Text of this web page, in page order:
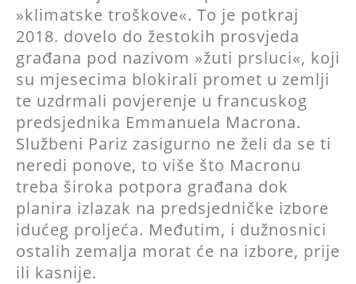
»klimatske troškove«. To je potkraj
2018. dovelo do žestokih prosvjeda
građana pod nazivom »žuti prsluci«, koji
su mjesecima blokirali promet u zemlji
te uzdrmali povjerenje u francuskog
predsjednika Emmanuela Macrona.
Službeni Pariz zasigurno ne želi da se ti
neredi ponove, to više što Macronu
treba široka potpora građana dok
planira izlazak na predsjedničke izbore
idućeg proljeća. Međutim, i dužnosnici
ostalih zemalja morat će na izbore, prije
ili kasnije.